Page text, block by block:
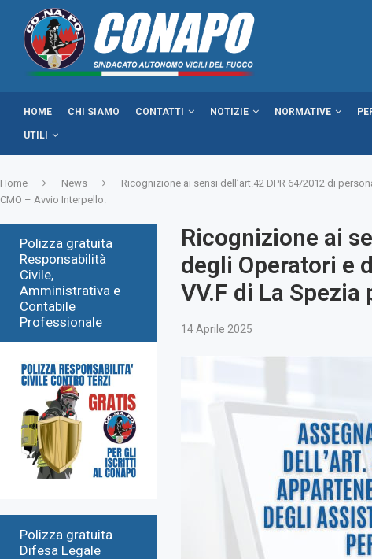
HOME CHI SIAMO CONTATTI NOTIZIE NORMATIVE
UTILI
Home News
Ricognizione ai sensi dell’art.42 DPR 64/2012 di
CMO – Avvio Interpello.
Ricognizione ai
degli Operatori e
VV.F di La
14 Aprile 2025
Polizza gratuita
Responsabilità
Civile,
Amministrativa e
Contabile
Professionale
Polizza gratuita
Difesa Legale